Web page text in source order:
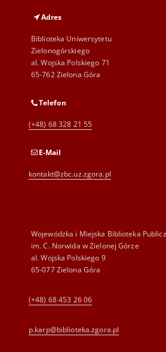
Adres
Biblioteka Uniwersytetu
Zielonogórskiego
al. Wojska Polskiego 71
65-762 Zielona Góra
Telefon
(+48) 68 328 21 55
E-Mail
kontakt@zbc.uz.zgora.pl
Wojewódzka i Miejska Biblioteka
im. C. Norwida w Zielonej Górze
al. Wojska Polskiego 9
65-077 Zielona Góra
(+48) 68 453 26 06
p.karp@biblioteka.zgora.pl